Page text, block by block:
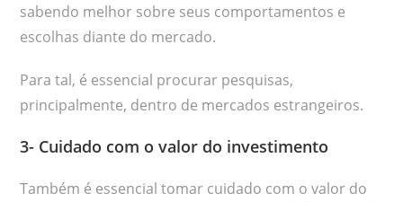
sabendo melhor sobre seus comportamentos e
escolhas diante do mercado.
Para tal, é essencial procurar pesquisas,
principalmente, dentro de mercados estrangeiros.
3- Cuidado com o valor do investimento
Também é essencial tomar cuidado com o valor do